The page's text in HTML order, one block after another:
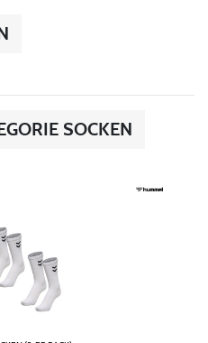
SOCKEN